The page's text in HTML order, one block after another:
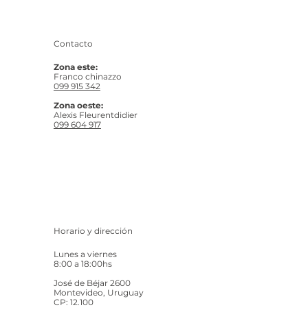
Contacto
Zona este:
Franco chinazzo
099 915 342
Zona oeste:
Alexis Fleurentdidier
099 604 917
Horario y dirección
Lunes a viernes
8:00 a 18:00hs
José de Béjar 2600
Montevideo, Uruguay
CP: 12.100